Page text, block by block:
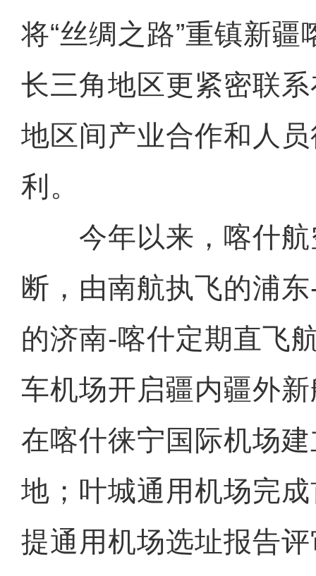
将“丝绸之路”重镇新
长三角地区更紧密联
地区间产业合作和人
利。
今年以来，喀什航
断，由南航执飞的浦
的济南-喀什定期直飞
车机场开启疆内疆外
在喀什徕宁国际机场
地；叶城通用机场完
提通用机场选址报告